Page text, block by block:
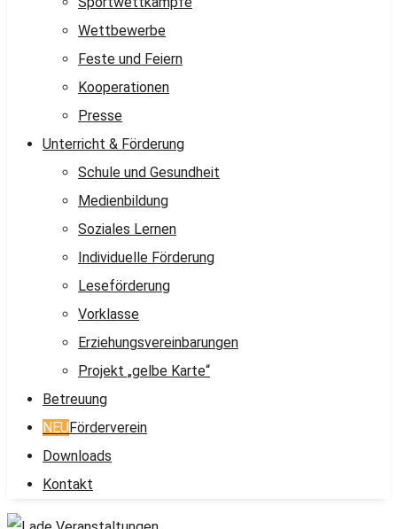
Wettbewerbe
Feste und Feiern
Kooperationen
Presse
Unterricht & Förderung
Schule und Gesundheit
Medienbildung
Soziales Lernen
Individuelle Förderung
Leseförderung
Vorklasse
Erziehungsvereinbarungen
Projekt „gelbe Karte“
Betreuung
NEUFörderverein
Downloads
Kontakt